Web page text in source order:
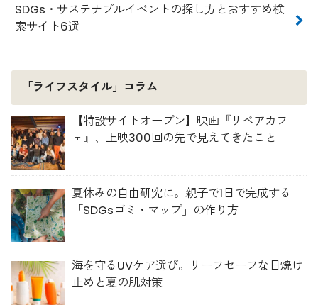
SDGs・サステナブルイベントの探し方とおすすめ検
索サイト6選
「ライフスタイル」コラム
【特設サイトオープン】映画『リペアカフ
ェ』、上映300回の先で見えてきたこと
夏休みの自由研究に。親子で1日で完成する
「SDGsゴミ・マップ」の作り方
海を守るUVケア選び。リーフセーフな日焼け
止めと夏の肌対策